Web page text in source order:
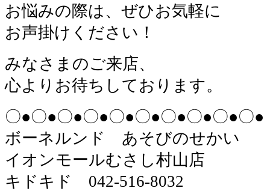
お悩みの際は、ぜひお気軽に
お声掛けください！
みなさまのご来店、
心よりお待ちしております。
〇●〇●〇●〇●〇●〇●〇●〇●〇●〇●
ボーネルンド あそびのせかい
イオンモールむさし村山店
キドキド 042-516-8032